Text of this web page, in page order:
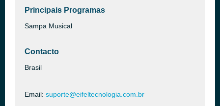
Principais Programas
Sampa Musical
Contacto
Brasil
Email: suporte@eifeltecnologia.com.br